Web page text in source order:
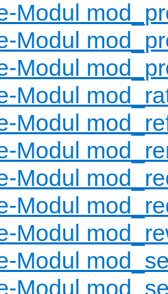
Modul
Modul
Modul
Modul
Modul
Modul
Modul
Modul
Modul
Modul
Modul